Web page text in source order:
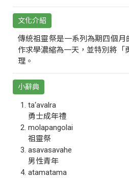
文化介紹
傳統祖靈祭是一系列為期四個
作求學濃縮為一天，並特別將「
理。
小辭典
ta‘avalra
勇士成年禮
molapangolai
祖靈祭
asavasavahe
男性青年
atamatama